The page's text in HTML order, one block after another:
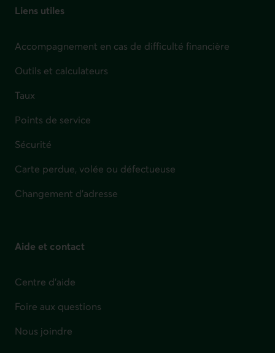
Liens utiles
Accompagnement en cas de difficulté financière
Outils et calculateurs
Taux
Points de service
Sécurité
Carte perdue, volée ou défectueuse
Changement d'adresse
Aide et contact
Centre d'aide
Foire aux questions
Nous joindre